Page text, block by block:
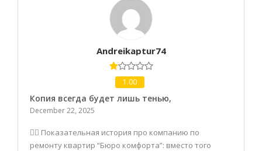
Andreikaptur74
1.00
Копия всегда будет лишь тенью,
December 22, 2025
🤦‍♂️ Показательная история про компанию по
ремонту квартир “Бюро комфорта”: вместо того